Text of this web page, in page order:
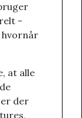
-
hvornår
at alle
er der